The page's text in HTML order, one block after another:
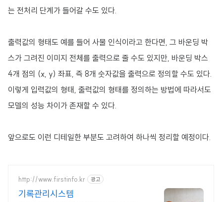
는 전처리 단계가 들어갈 수도 있다.
출력값의 형태도 예를 들어 사물 인식이라고 한다면, 그 바운딩 박
스가 그려진 이미지 전체를 출력으로 줄 수도 있지만, 바운딩 박스
4개 점의 (x, y) 좌표, 즉 8개 숫자값을 출력으로 정의할 수도 있다.
이렇게 입력값의 형태, 출력값의 형태를 정의하는 방법에 따라서도
모델의 성능 차이가 존재할 수 있다.
앞으로도 이런 디테일한 부분도 고려하여 하나씩 정리할 예정이다.
http://www.firstinfo.kr 광고
기록관리시스템